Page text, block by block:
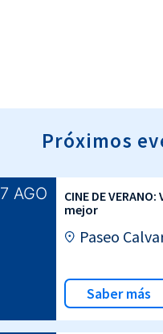
Próximos
7 AGO
CINE DE
mejor
Paseo
Saber más